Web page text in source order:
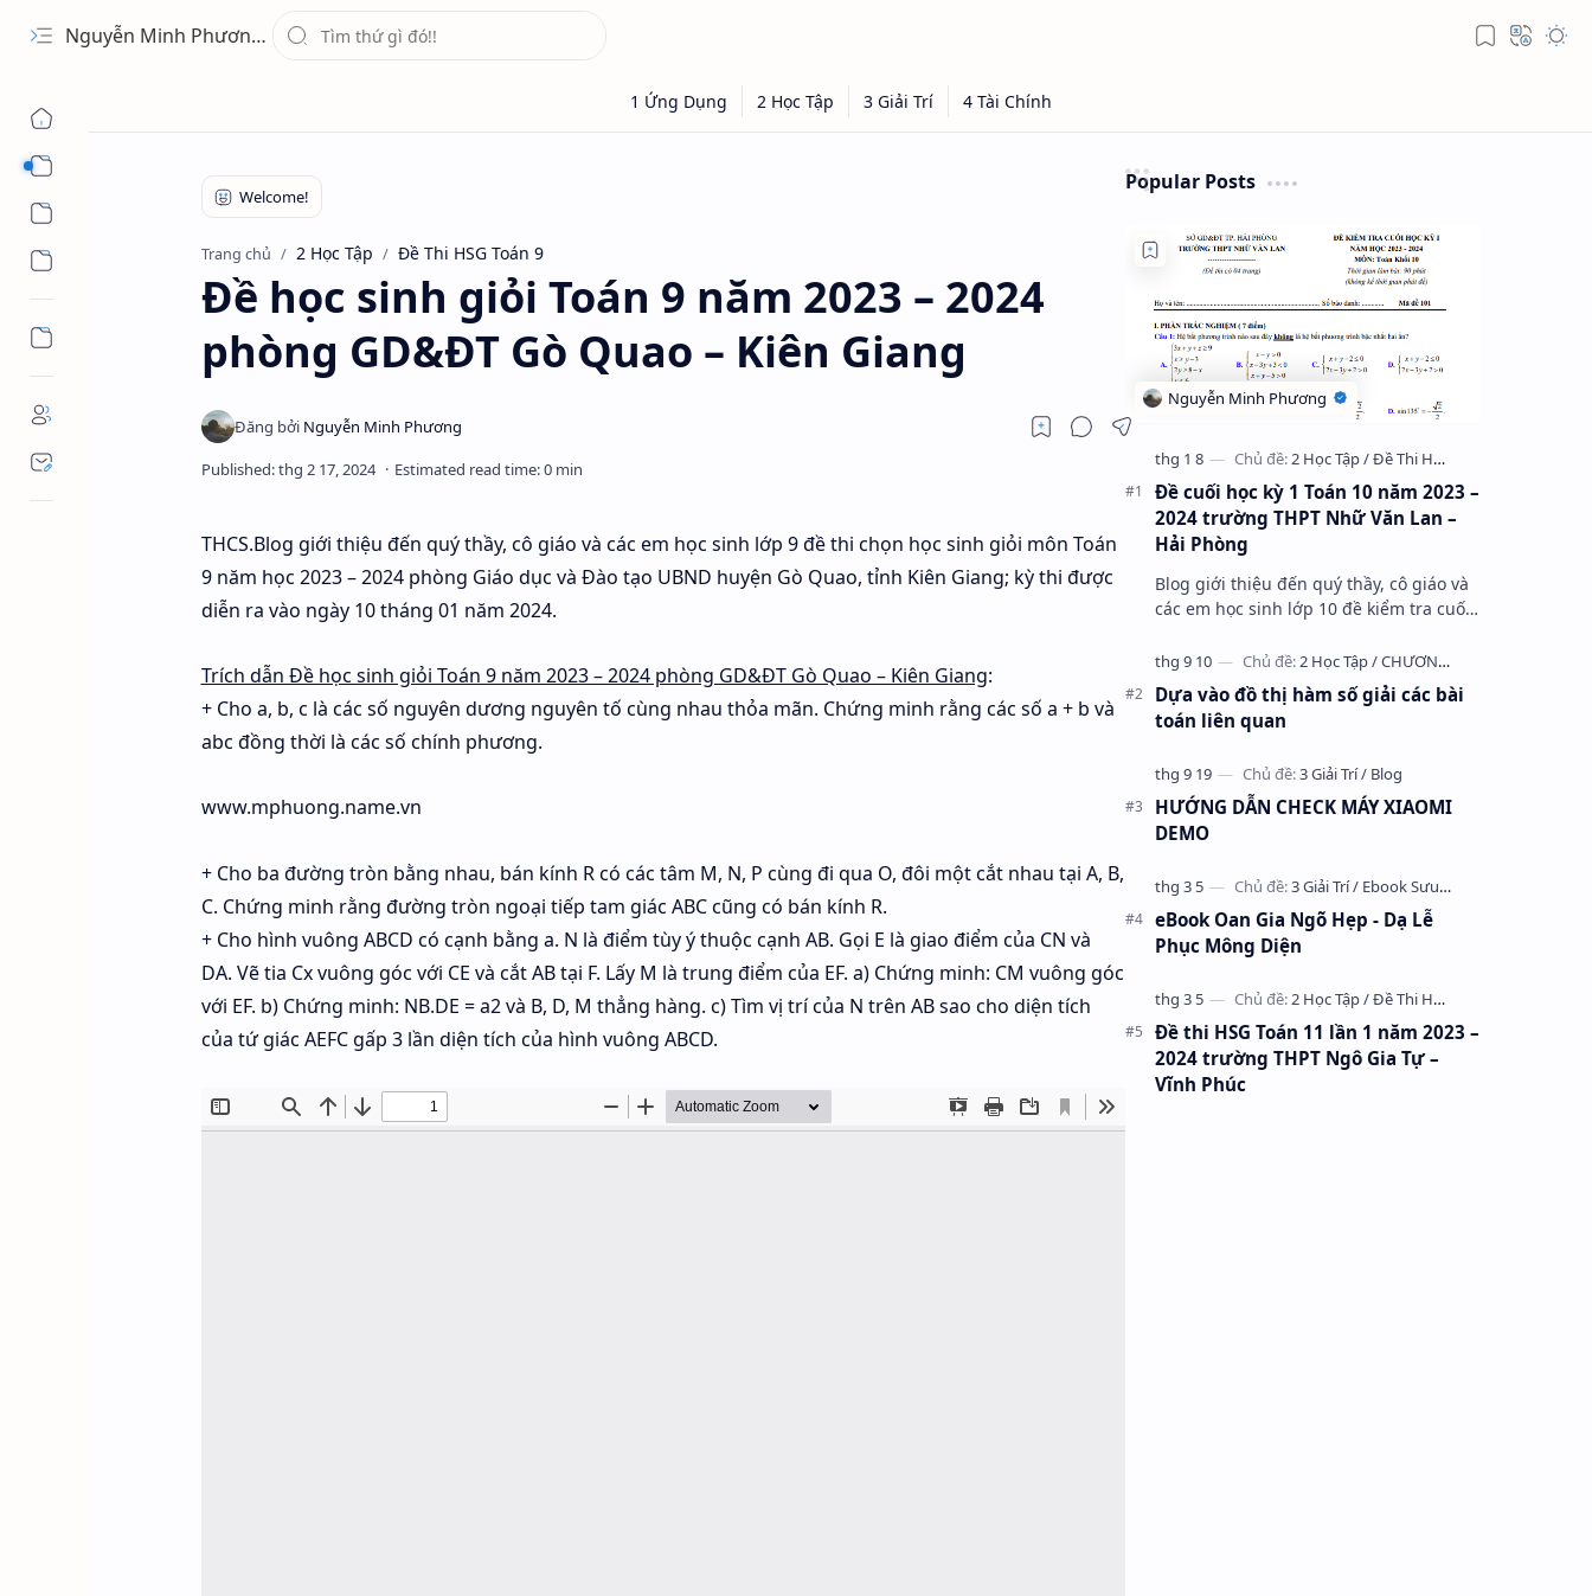
Nguyễn Minh Phương - Blog Chia sẻ Kiến thức Chứng khoán & Tài liệu Toán học
Trang chủ 2 Học Tập Đề Thi HSG Toán 9
Đề học sinh giỏi Toán 9 năm 2023 – 2024
phòng GD&ĐT Gò Quao – Kiên Giang
THCS.Blog giới thiệu đến quý thầy, cô giáo và các em học sinh lớp 9 đề thi chọn học sinh giỏi môn Toán
9 năm học 2023 – 2024 phòng Giáo dục và Đào tạo UBND huyện Gò Quao, tỉnh Kiên Giang; kỳ thi được
diễn ra vào ngày 10 tháng 01 năm 2024.
Trích dẫn Đề học sinh giỏi Toán 9 năm 2023 – 2024 phòng GD&ĐT Gò Quao – Kiên Giang:
+ Cho a, b, c là các số nguyên dương nguyên tố cùng nhau thỏa mãn. Chứng minh rằng các số a + b và
abc đồng thời là các số chính phương.
www.mphuong.name.vn
+ Cho ba đường tròn bằng nhau, bán kính R có các tâm M, N, P cùng đi qua O, đôi một cắt nhau tại A, B,
C. Chứng minh rằng đường tròn ngoại tiếp tam giác ABC cũng có bán kính R.
+ Cho hình vuông ABCD có cạnh bằng a. N là điểm tùy ý thuộc cạnh AB. Gọi E là giao điểm của CN và
DA. Vẽ tia Cx vuông góc với CE và cắt AB tại F. Lấy M là trung điểm của EF. a) Chứng minh: CM vuông góc
với EF. b) Chứng minh: NB.DE = a2 và B, D, M thẳng hàng. c) Tìm vị trí của N trên AB sao cho diện tích
của tứ giác AEFC gấp 3 lần diện tích của hình vuông ABCD.
Popular Posts
Đề cuối học kỳ 1 Toán 10 năm 2023 –
2024 trường THPT Nhữ Văn Lan –
Hải Phòng
Blog giới thiệu đến quý thầy, cô giáo và
các em học sinh lớp 10 đề kiểm tra cuối
2024 trường THPT Nhữ Văn Lan, th…
Dựa vào đồ thị hàm số giải các bài
toán liên quan
HƯỚNG DẪN CHECK MÁY XIAOMI
DEMO
eBook Oan Gia Ngõ Hẹp - Dạ Lễ
Phục Mông Diện
Đề thi HSG Toán 11 lần 1 năm 2023 –
2024 trường THPT Ngô Gia Tự –
Vĩnh Phúc